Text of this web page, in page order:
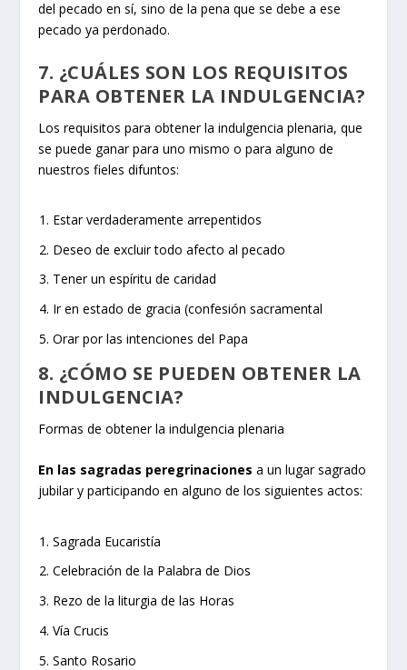
del pecado en sí, sino de la pena que se debe a ese
pecado ya perdonado.
7. ¿CUÁLES SON LOS REQUISITOS
PARA OBTENER LA INDULGENCIA?
Los requisitos para obtener la indulgencia plenaria, que
se puede ganar para uno mismo o para alguno de
nuestros fieles difuntos:
Estar verdaderamente arrepentidos
Deseo de excluir todo afecto al pecado
Tener un espíritu de caridad
Ir en estado de gracia (confesión sacramental
Orar por las intenciones del Papa
8. ¿CÓMO SE PUEDEN OBTENER LA
INDULGENCIA?
Formas de obtener la indulgencia plenaria
En las sagradas peregrinaciones a un lugar sagrado
jubilar y participando en alguno de los siguientes actos:
Sagrada Eucaristía
Celebración de la Palabra de Dios
Rezo de la liturgia de las Horas
Vía Crucis
Santo Rosario